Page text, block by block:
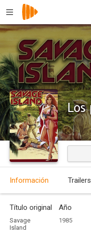
Información Trailers
Título original
Savage
Island
Año
1985